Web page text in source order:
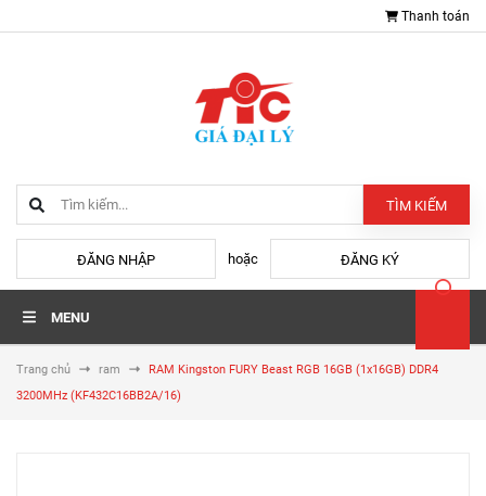
Thanh toán
TÌM KIẾM
ĐĂNG NHẬP hoặc ĐĂNG KÝ
MENU
Trang chủ ram
RAM Kingston FURY Beast RGB 16GB (1x16GB) DDR4
3200MHz (KF432C16BB2A/16)